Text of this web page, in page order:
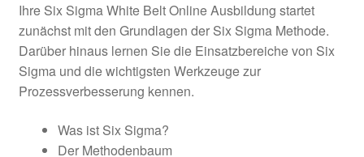
Ihre Six Sigma White Belt Online Ausbildung startet
zunächst mit den Grundlagen der Six Sigma Methode.
Darüber hinaus lernen Sie die Einsatzbereiche von Six
Sigma und die wichtigsten Werkzeuge zur
Prozessverbesserung kennen.
Was ist Six Sigma?
Der Methodenbaum